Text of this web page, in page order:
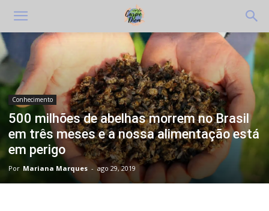
Conhecimento
500 milhões de abelhas morrem no Brasil
em três meses e a nossa alimentação está
em perigo
Por Mariana Marques - ago 29, 2019